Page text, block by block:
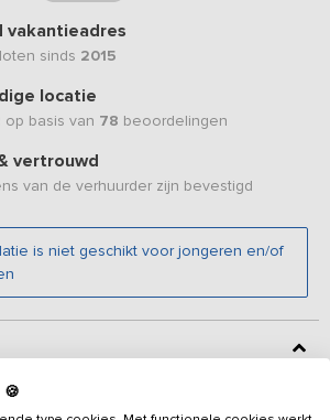
vakantieadres
sinds 2015
locatie
op basis van 78 beoordelingen
vertrouwd
van de verhuurder zijn bevestigd
is niet geschikt voor jongeren en/of